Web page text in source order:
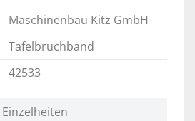
Maschinenbau Kitz GmbH
Tafelbruchband
42533
Einzelheiten